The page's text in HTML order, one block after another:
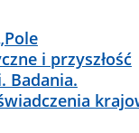
i przyszłość
Badania.